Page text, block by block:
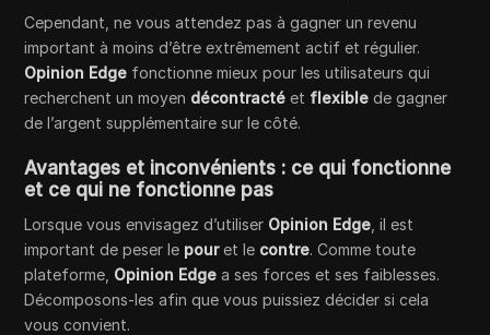
Cependant, ne vous attendez pas à gagner un revenu
important à moins d’être extrêmement actif et régulier.
Opinion Edge fonctionne mieux pour les utilisateurs qui
recherchent un moyen décontracté et flexible de gagner
de l’argent supplémentaire sur le côté.
Avantages et inconvénients : ce qui fonctionne
et ce qui ne fonctionne pas
Lorsque vous envisagez d’utiliser Opinion Edge , il est
important de peser le pouret le contre. Comme toute
plateforme, Opinion Edge a ses forces et ses faiblesses.
Décomposons-les afin que vous puissiez décider si cela
vous convient.